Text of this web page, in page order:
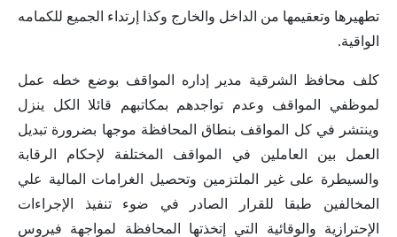
تطهيرها وتعقيمها من الداخل والخارج وكذا إرتداء الجميع للكمامه
الواقية.
كلف محافظ الشرقية مدير إداره المواقف بوضع خطه عمل
لموظفي المواقف وعدم تواجدهم بمكاتبهم قائلا الكل ينزل
وينتشر في كل المواقف بنطاق المحافظة موجها بضرورة تبديل
العمل بين العاملين في المواقف المختلفة لإحكام الرقابة
والسيطرة على غير الملتزمين وتحصيل الغرامات المالية علي
المخالفين طبقا للقرار الصادر في ضوء تنفيذ الإجراءات
الإحترازية والوقائية التي إتخذتها المحافظة لمواجهة فيروس